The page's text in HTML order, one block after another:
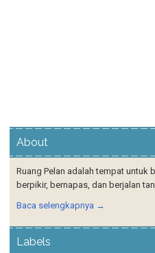
About
Ruang Pelan adalah tempat untuk
berpikir, bernapas, dan berjalan
Baca selengkapnya →
Labels